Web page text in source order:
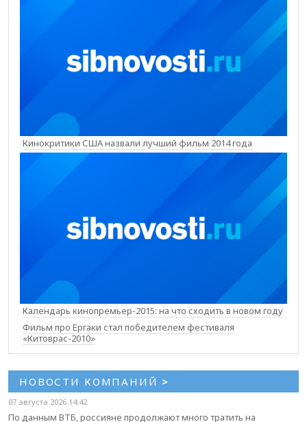
Кинокритики США назвали лучший фильм 2014 года
Календарь кинопремьер-2015: на что сходить в новом году
Фильм про Ергаки стал победителем фестиваля
«Китоврас-2010»
НОВОСТИ КОМПАНИЙ >
07 августа 2026 14:42
По данным ВТБ, россияне продолжают много тратить на